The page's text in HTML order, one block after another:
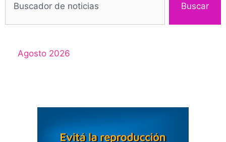
Buscar
Agosto 2026